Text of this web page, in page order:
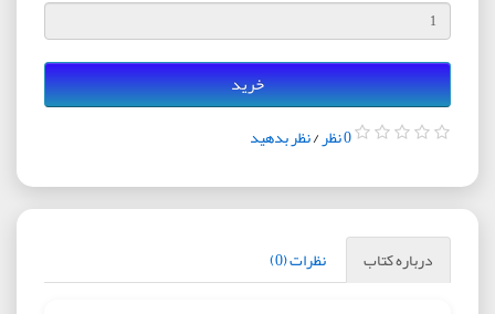
خرید
0 نظر /نظر بدهید
درباره کتاب نظرات (0)